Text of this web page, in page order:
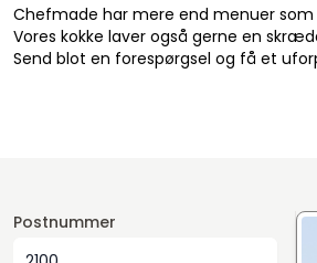
Chefmade har mere end menuer
Vores kokke laver også gerne en
Send blot en forespørgsel og få et
Postnummer